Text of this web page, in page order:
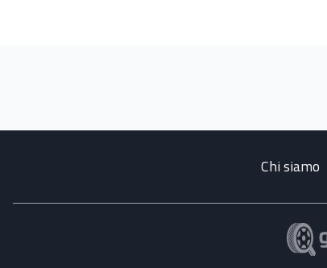
Chi siamo